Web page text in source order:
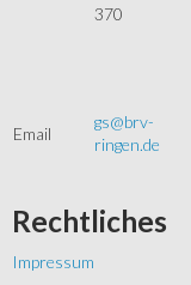
370
Email
gs@brv-
ringen.de
Rechtliches
Impressum